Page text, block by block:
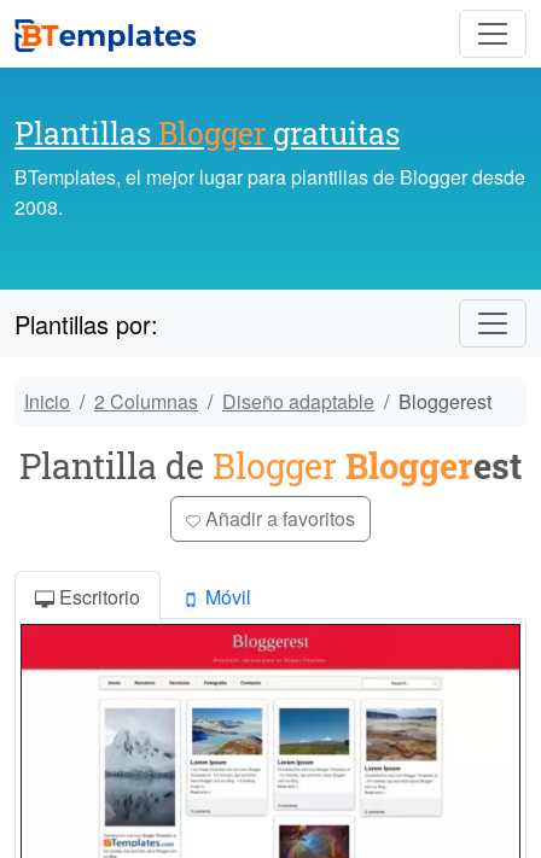
Plantillas Blogger gratuitas
BTemplates, el mejor lugar para plantillas de Blogger desde
2008.
Plantillas por:
Inicio 2 Columnas Diseño adaptable Bloggerest
Plantilla de BloggerBloggerest
Añadir a favoritos
Escritorio Móvil